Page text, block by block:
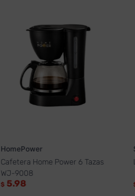
HomePower
Cafetera Home Power 6 Tazas
WJ-9008
$ 5.98